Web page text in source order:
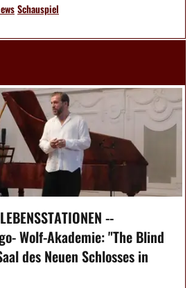
Schauspiel
--
Wolf-Akademie: "The Blind
des Neuen Schlosses in